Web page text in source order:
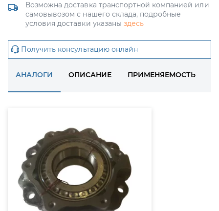
Возможна доставка транспортной компанией или
самовывозом с нашего склада, подробные
условия доставки указаны здесь
Получить консультацию онлайн
АНАЛОГИ ОПИСАНИЕ ПРИМЕНЯЕМОСТЬ